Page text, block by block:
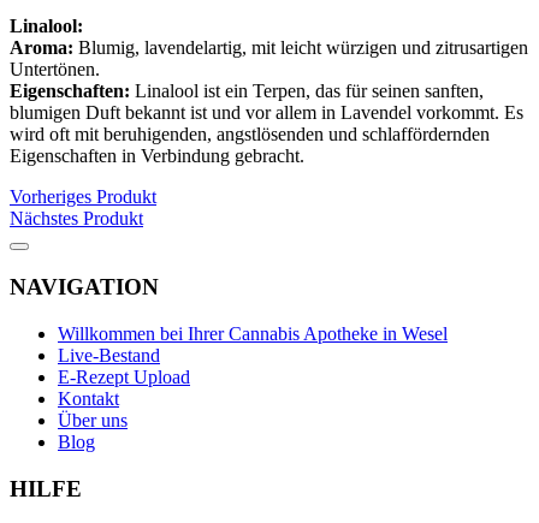
Linalool:
Aroma: Blumig, lavendelartig, mit leicht würzigen und zitrusartigen
Untertönen.
Eigenschaften: Linalool ist ein Terpen, das für seinen sanften,
blumigen Duft bekannt ist und vor allem in Lavendel vorkommt. Es
wird oft mit beruhigenden, angstlösenden und schlaffördernden
Eigenschaften in Verbindung gebracht.
Vorheriges Produkt
Nächstes Produkt
NAVIGATION
Willkommen bei Ihrer Cannabis Apotheke in Wesel
Live-Bestand
E-Rezept Upload
Kontakt
Über uns
Blog
HILFE